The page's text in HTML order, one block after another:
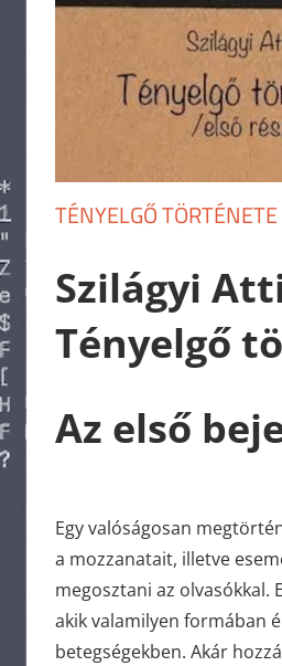
TÉNYELGŐ TÖRTÉNETE
Szilágyi
Tényelgő
Az első
Egy valóságosan
a mozzanatait, illetve
megosztani az olvasókkal.
akik valamilyen formában
betegségekben. Akár